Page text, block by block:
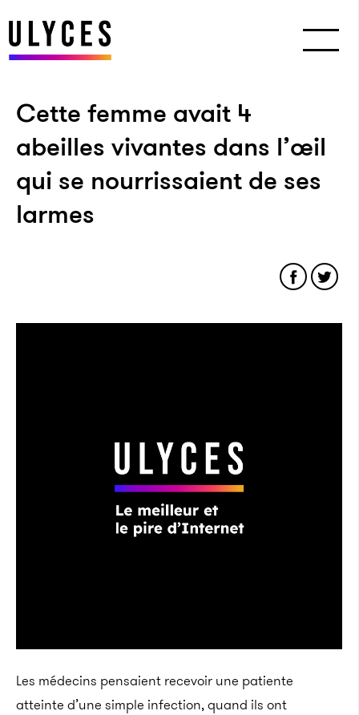
Cette femme avait 4
abeilles vivantes dans l’œil
qui se nourrissaient de ses
larmes
Les médecins pensaient recevoir une patiente
atteinte d’une simple infection, quand ils ont